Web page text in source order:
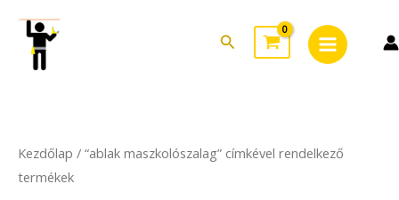
content
Search
Menu
Kezdőlap / “ablak maszkolószalag” címkével rendelkező
termékek
latest